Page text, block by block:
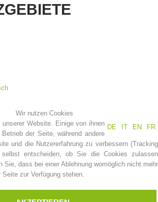
Wir nutzen Cookies
DE
IT EN FR
Website. Einige von ihnen
der Seite, während andere
und die Nutzererfahrung zu verbessern (Tracking
entscheiden, ob Sie die Cookies zulassen
Sie, dass bei einer Ablehnung womöglich nicht mehr
zur Verfügung stehen.